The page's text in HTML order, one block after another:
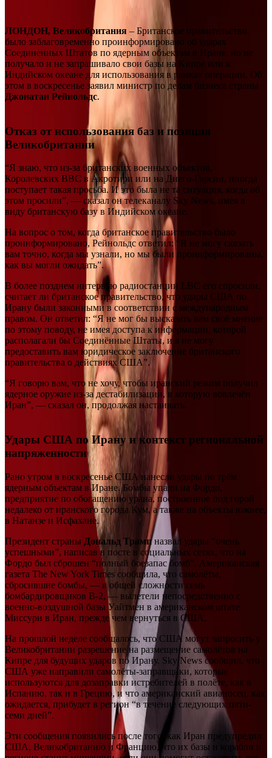
ЛОНДОН, Великобритания – Британское правительство
было заблаговременно проинформировано об ударах
Соединенных Штатов по ядерным объектам в Иране, но не
получало и не запрашивало свои базы на Кипре или в
Индийском океане для использования в рамках операции. Об
этом в воскресенье заявил министр по делам бизнеса страны
Джонатан Рейнольдс.
Отказ от использования баз и позиция
Великобритании
“Я знаю, что из-за британских военных объектов,
Королевских ВВС в Акротири или на Диего-Гарсии, иногда
поступает такая просьба. И это была не та ситуация, когда об
этом просили”, — сказал он телеканалу Sky News, имея в
виду британскую базу в Индийском океане.
На вопрос о том, когда британское правительство было
проинформировано, Рейнольдс ответил: “Я не могу сказать
вам точно, когда мы узнали, но мы были проинформированы,
как вы могли ожидать”.
В более позднем интервью радиостанции LBC его спросили,
считает ли британское правительство, что удары США по
Ирану были законными в соответствии с международным
правом. Он ответил: “Я не мог бы высказать вам своё мнение
по этому поводу, не имея доступа к информации, которой
располагали бы Соединённые Штаты, и я не могу
предоставить вам юридическое заключение британского
правительства о действиях США”.
“Я говорю вам, что не хочу, чтобы иранский режим получил
ядерное оружие из-за дестабилизации, в которую вовлечён
Иран”, — сказал он, продолжая настаивать.
Удары США по Ирану и контекст региональной
напряженности
Рано утром в воскресенье США нанесли удары по трём
ядерным объектам в Иране. Бомбы упали на Фордо,
предприятие по обогащению урана, построенное под горой
недалеко от иранского города Кум, а также на объекты южнее,
в Натанзе и Исфахане.
Президент страны Дональд Трампназвал удары “очень
успешными”, написав в посте в социальных сетях, что на
Фордо был сброшен “полный боезапас бомб”. Американская
газета The New York Times сообщила, что самолёты,
сбросившие бомбы, — в общей сложности семь
бомбардировщиков B-2, — вылетели непосредственно с
военно-воздушной базы Уайтмен в американском штате
Миссури в Иран, прежде чем вернуться в США.
На прошлой неделе сообщалось, что США могут запросить у
Великобритании разрешение на размещение самолётов на
Кипре для будущих ударов по Ирану. Sky News сообщил, что
США уже направили самолёты-заправщики, которые
используются для дозаправки истребителей в полёте, как в
Испанию, так и в Грецию, и что американский авианосец, как
ожидается, прибудет в регион “в течение следующих пяти-
семи дней”.
Эти сообщения появились после того, как Иран предупредил
США, Великобританию и Францию, что их базы и корабли в